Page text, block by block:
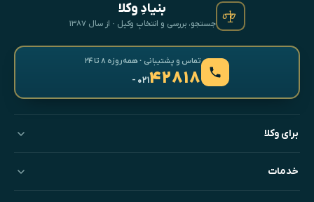
بنیادِ وکلا
جستجو، بررسی و انتخابِ وکیل · از سال ۱۳۸۷
تماس و پشتیبانی · همه‌روزه ۸ تا ۲۴
۴۲۸۱۸- ۰۲۱
برای وکلا
خدمات